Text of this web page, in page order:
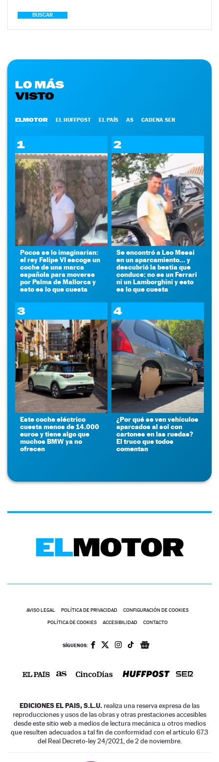
BUSCAR
LO MÁS
VISTO
ELMOTOR EL HUFFPOST EL PAÍS AS CADENA SER
1
Pocos se lo imaginarían:
el rey Felipe VI escoge un
coche de una marca
española para moverse
por Palma de Mallorca y
esto es lo que cuesta
2
Se encontró a Leo Messi
en un aparcamiento... y
descubrió la bestia que
conduce: no es un Ferrari
ni un Lamborghini y esto
es lo que cuesta
3
Este coche eléctrico
cuesta menos de 14.000
euros y tiene algo que
muchos BMW ya no
ofrecen
4
¿Por qué se ven vehículos
aparcados al sol con
cartones en las ruedas?
El truco que todos
comentan
AVISO LEGAL POLÍTICA DE PRIVACIDAD CONFIGURACIÓN DE COOKIES
POLÍTICA DE COOKIES ACCESIBILIDAD CONTACTO
SÍGUENOS:
EDICIONES EL PAIS, S.L.U. realiza una reserva expresa de las
reproducciones y usos de las obras y otras prestaciones accesibles
desde este sitio web a medios de lectura mecánica u otros medios
que resulten adecuados a tal fin de conformidad con el artículo 67.3
del Real Decreto-ley 24/2021, de 2 de noviembre.